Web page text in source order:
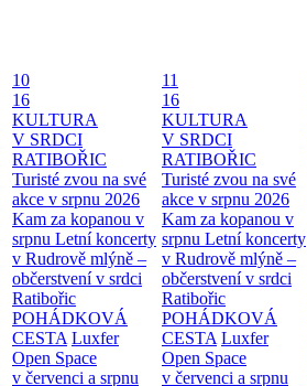
10
16
KULTURA
V SRDCI
RATIBOŘIC
Turisté zvou na své
akce v srpnu 2026
Kam za kopanou v
srpnu Letní koncerty
v Rudrově mlýně –
občerstvení v srdci
Ratibořic
POHÁDKOVÁ
CESTA Luxfer
Open Space
v červenci a srpnu
11
16
KULTURA
V SRDCI
RATIBOŘIC
Turisté zvou na své
akce v srpnu 2026
Kam za kopanou v
srpnu Letní koncerty
v Rudrově mlýně –
občerstvení v srdci
Ratibořic
POHÁDKOVÁ
CESTA Luxfer
Open Space
v červenci a srpnu